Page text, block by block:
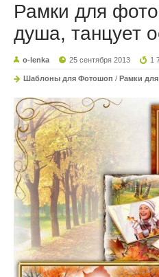
Рамки для
душа, танцует
o-lenka 25 сентября 2013 1
Шаблоны для Фотошоп / Рамки